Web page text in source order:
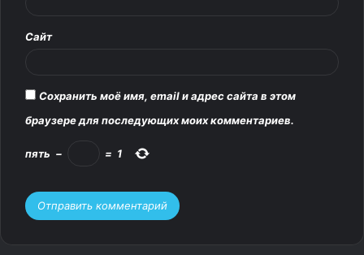
*
Сайт
Сохранить моё имя, email и адрес сайта в этом
браузере для последующих моих комментариев.
пять − = 1